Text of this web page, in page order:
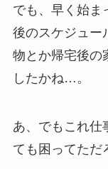
でも、早く始ま
後のスケジュー
物とか帰宅後の
したかね…。
あ、でもこれ仕
ても困ってただ